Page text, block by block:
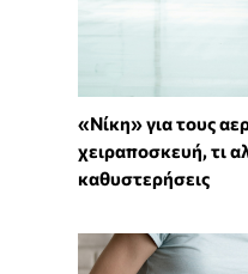
«Νίκη» για τους
χειραποσκευή, τι
καθυστερήσεις